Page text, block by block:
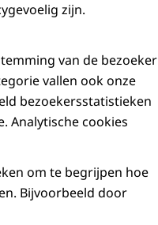
zijn.
van de bezoeker
vallen ook onze
bezoekersstatistieken
Analytische cookies
om te begrijpen hoe
Bijvoorbeeld door